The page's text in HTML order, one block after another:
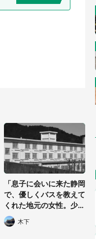
「息子に会いに来た静岡
で、優しくバスを教えて
くれた地元の女性。少年
院の面会だと打ち明ける
と...」（群馬県・50代
木下